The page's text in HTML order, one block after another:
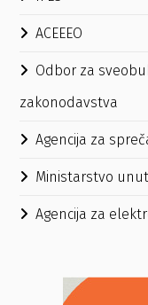
ACEEEO
Odbor za
zakonodavstva
Agencija za
Ministarstvo
Agencija za